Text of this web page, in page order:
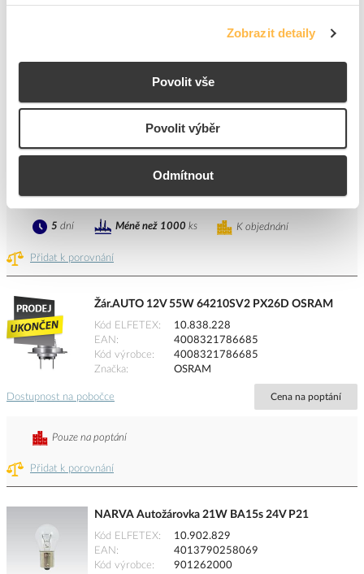
Zobrazit detaily
Povolit vše
Povolit výběr
Odmítnout
8595209929747
Značka
LIMA
Přidat k porovnání
K objednání
5 dní Méně než 1000 ks
Žár.AUTO 12V 55W 64210SV2 PX26D OSRAM
Kód ELFETEX
10.838.228
EAN
4008321786685
Kód výrobce
4008321786685
Značka
OSRAM
Dostupnost na pobočce Cena na poptání
Přidat k porovnání
Pouze na poptání
NARVA Autožárovka 21W BA15s 24V P21
Kód ELFETEX
10.902.829
EAN
4013790258069
Kód výrobce
901262000